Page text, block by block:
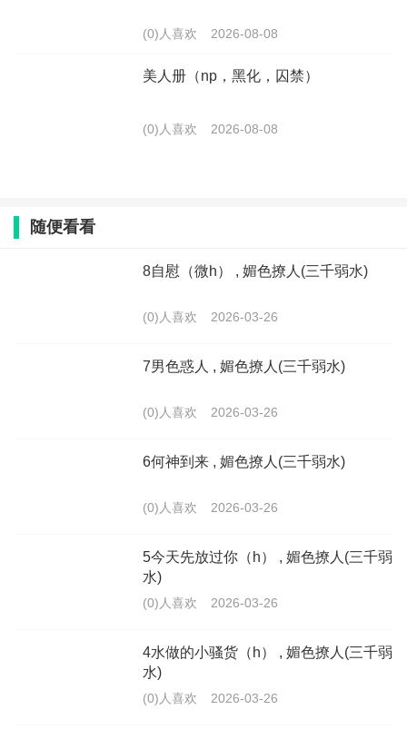
(0)人喜欢 2026-08-08
美人册（np，黑化，囚禁）
(0)人喜欢 2026-08-08
随便看看
8自慰（微h） , 媚色撩人(三千弱水)
(0)人喜欢 2026-03-26
7男色惑人 , 媚色撩人(三千弱水)
(0)人喜欢 2026-03-26
6何神到来 , 媚色撩人(三千弱水)
(0)人喜欢 2026-03-26
5今天先放过你（h） , 媚色撩人(三千弱
水)
(0)人喜欢 2026-03-26
4水做的小骚货（h） , 媚色撩人(三千弱
水)
(0)人喜欢 2026-03-26